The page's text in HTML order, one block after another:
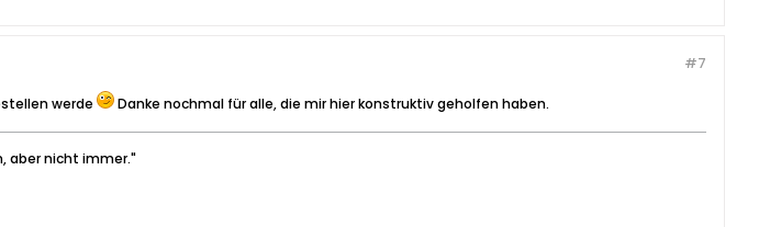
#7
werde Danke nochmal für alle, die mir hier konstruktiv geholfen haben.
aber nicht immer."